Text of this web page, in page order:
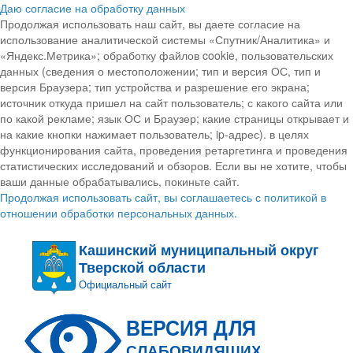
Даю согласие на обработку данных
Продолжая использовать наш сайт, вы даете согласие на
использование аналитической системы «Спутник/Аналитика» и
«Яндекс.Метрика»; обработку файлов cookie, пользовательских
данных (сведения о местоположении; тип и версия ОС, тип и
версия Браузера; тип устройства и разрешение его экрана;
источник откуда пришел на сайт пользователь; с какого сайта или
по какой рекламе; язык ОС и Браузер; какие страницы открывает и
на какие кнопки нажимает пользователь; ip-адрес). в целях
функционирования сайта, проведения ретаргетинга и проведения
статистических исследований и обзоров. Если вы не хотите, чтобы
ваши данные обрабатывались, покиньте сайт.
Продолжая использовать сайт, вы соглашаетесь с политикой в
отношении обработки персональных данных.